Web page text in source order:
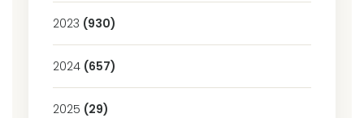
2023 (930)
2024 (657)
2025 (29)